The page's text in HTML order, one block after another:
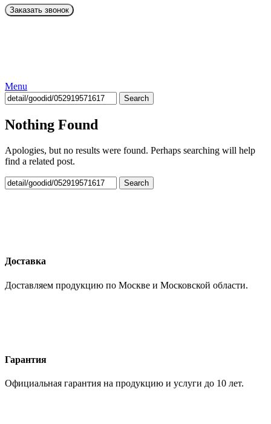
Menu
Search
Nothing Found
Apologies, but no results were found. Perhaps searching will help
find a related post.
Search
Доставка
Доставляем продукцию по Москве и Московской области.
Гарантия
Официальная гарантия на продукцию и услуги до 10 лет.